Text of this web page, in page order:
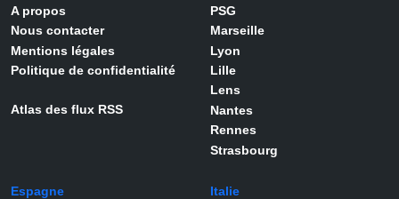
A propos
Nous contacter
Mentions légales
Politique de confidentialité
Atlas des flux RSS
PSG
Marseille
Lyon
Lille
Lens
Nantes
Rennes
Strasbourg
Espagne
Italie